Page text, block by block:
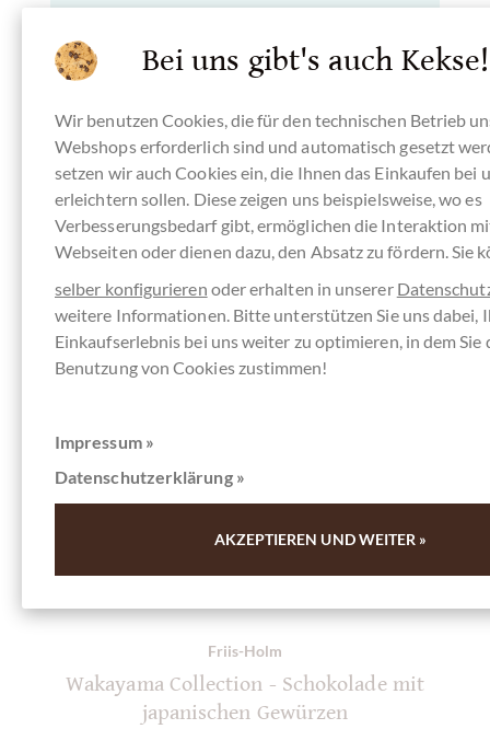
Inhalt0.2 kg(99,50 € * / 1 kg)
Merken
Friis-Holm
Wakayama Collection - Schokolade mit
japanischen Gewürzen
Bei uns gibt's auch Kekse!
Wir benutzen Cookies, die für den technischen Betrieb
Webshops erforderlich sind und automatisch gesetzt
setzen wir auch Cookies ein, die Ihnen das Einkaufen bei
erleichtern sollen. Diese zeigen uns beispielsweise, wo es
Verbesserungsbedarf gibt, ermöglichen die Interaktion
Webseiten oder dienen dazu, den Absatz zu fördern. Sie
selber konfigurieren oder erhalten in unserer
weitere Informationen. Bitte unterstützen Sie uns dabei,
Einkaufserlebnis bei uns weiter zu optimieren, in dem Sie
Benutzung von Cookies zustimmen!
Impressum »
Datenschutzerklärung »
AKZEPTIEREN UND WEITER »